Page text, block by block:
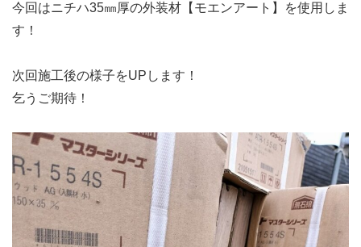
今回はニチハ35㎜厚の外装材【モエンアート】を使用しま
す！
次回施工後の様子をUPします！
乞うご期待！